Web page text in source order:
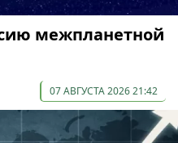
межпланетной
07 АВГУСТА 2026 21:42